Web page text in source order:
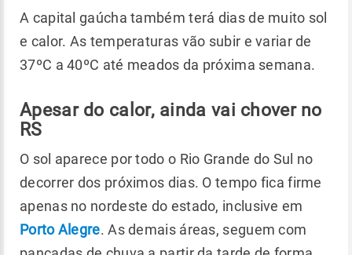
A capital gaúcha também terá dias de muito sol
e calor. As temperaturas vão subir e variar de
37ºC a 40ºC até meados da próxima semana.
Apesar do calor, ainda vai chover no
RS
O sol aparece por todo o Rio Grande do Sul no
decorrer dos próximos dias. O tempo fica firme
apenas no nordeste do estado, inclusive em
Porto Alegre. As demais áreas, seguem com